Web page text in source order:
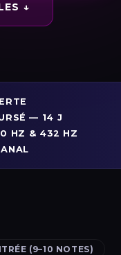
↓
— 14 J
HZ & 432 HZ
(9–10 NOTES)